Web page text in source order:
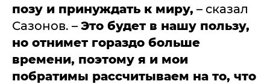
позу и принуждать к миру, – сказал
Сазонов. – Это будет в нашу пользу,
но отнимет гораздо больше
времени, поэтому я и мои
побратимы рассчитываем на то, что